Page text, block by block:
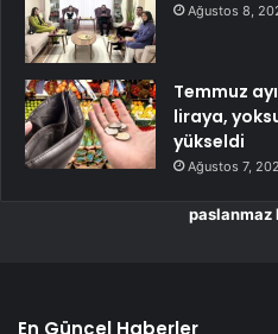
Ağustos 8,
Temmuz
liraya,
yükseldi
Ağustos 7,
paslanmaz
En Güncel Haberler